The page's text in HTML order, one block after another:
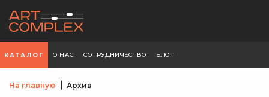
КАТАЛОГ О НАС СОТРУДНИЧЕСТВО БЛОГ
На главную Архив